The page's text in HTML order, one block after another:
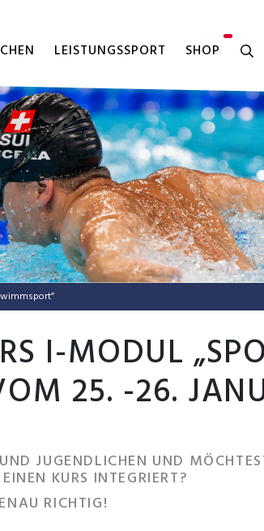
LEISTUNGSSPORT SHOP
I-MODUL
25. -26.
JUGENDLICHEN UND
KURS INTEGRIERT?
RICHTIG!